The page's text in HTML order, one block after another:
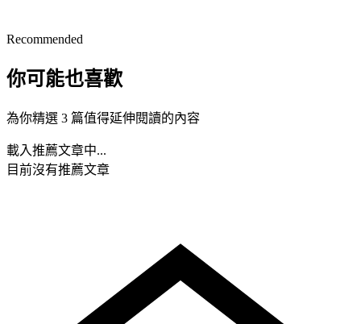
Recommended
你可能也喜歡
為你精選 3 篇值得延伸閱讀的內容
載入推薦文章中...
目前沒有推薦文章